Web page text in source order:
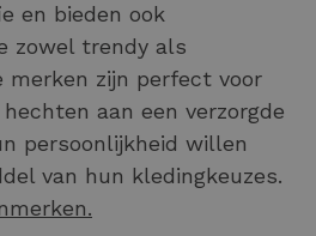
en bieden ook
zowel trendy als
merken zijn perfect voor
aan een verzorgde
persoonlijkheid willen
van hun kledingkeuzes.